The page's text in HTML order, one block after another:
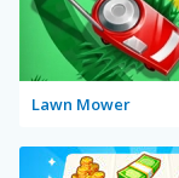
Lawn Mower